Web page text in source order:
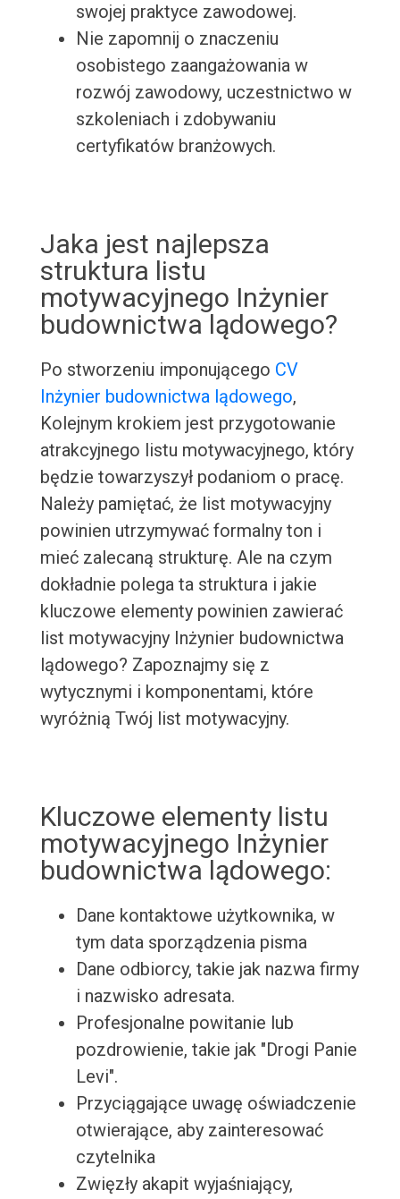
swojej praktyce zawodowej.
Nie zapomnij o znaczeniu
osobistego zaangażowania w
rozwój zawodowy, uczestnictwo w
szkoleniach i zdobywaniu
certyfikatów branżowych.
Jaka jest najlepsza
struktura listu
motywacyjnego Inżynier
budownictwa lądowego?
Po stworzeniu imponującego CV
Inżynier budownictwa lądowego,
Kolejnym krokiem jest przygotowanie
atrakcyjnego listu motywacyjnego, który
będzie towarzyszył podaniom o pracę.
Należy pamiętać, że list motywacyjny
powinien utrzymywać formalny ton i
mieć zalecaną strukturę. Ale na czym
dokładnie polega ta struktura i jakie
kluczowe elementy powinien zawierać
list motywacyjny Inżynier budownictwa
lądowego? Zapoznajmy się z
wytycznymi i komponentami, które
wyróżnią Twój list motywacyjny.
Kluczowe elementy listu
motywacyjnego Inżynier
budownictwa lądowego:
Dane kontaktowe użytkownika, w
tym data sporządzenia pisma
Dane odbiorcy, takie jak nazwa firmy
i nazwisko adresata.
Profesjonalne powitanie lub
pozdrowienie, takie jak "Drogi Panie
Levi".
Przyciągające uwagę oświadczenie
otwierające, aby zainteresować
czytelnika
Zwięzły akapit wyjaśniający,